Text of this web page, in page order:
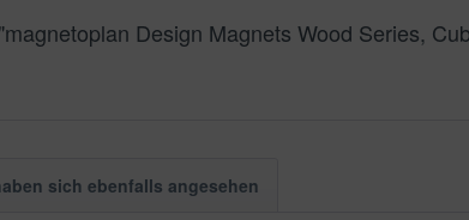
Design Magnets Wood Series,
sich ebenfalls angesehen